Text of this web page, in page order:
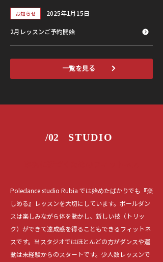
お知らせ 2025年1月15日
2月レッスンご予約開始
一覧を見る
/02 STUDIO
Poledance studio Rubia では始めたばかりでも『楽
しめる』レッスンを大切にしています。ポールダン
スは楽しみながら体を動かし、新しい技（トリッ
ク）ができて達成感を得ることもできるフィットネ
スです。当スタジオではほとんどの方がダンスや運
動は未経験からのスタートです。少人数レッスンで